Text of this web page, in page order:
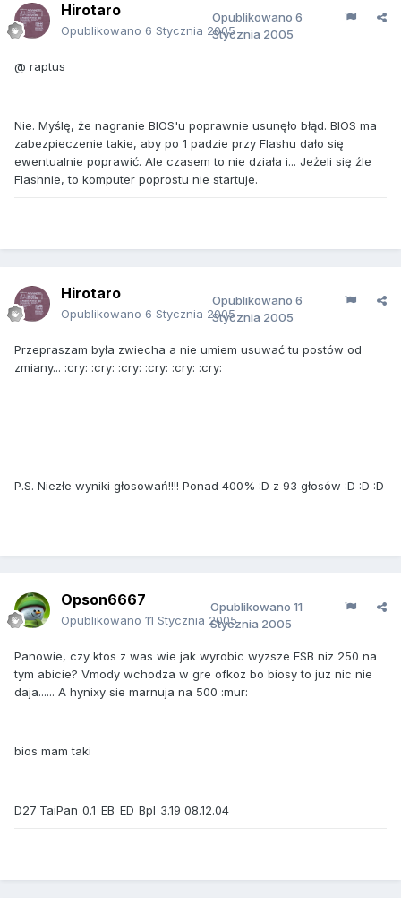
Hirotaro
Opublikowano 6 Stycznia 2005
Opublikowano 6
Stycznia 2005
@ raptus
Nie. Myślę, że nagranie BIOS'u poprawnie usunęło błąd. BIOS ma
zabezpieczenie takie, aby po 1 padzie przy Flashu dało się
ewentualnie poprawić. Ale czasem to nie działa i... Jeżeli się źle
Flashnie, to komputer poprostu nie startuje.
Hirotaro
Opublikowano 6 Stycznia 2005
Opublikowano 6
Stycznia 2005
Przepraszam była zwiecha a nie umiem usuwać tu postów od
zmiany... :cry: :cry: :cry: :cry: :cry: :cry:
P.S. Niezłe wyniki głosowań!!!! Ponad 400% :D z 93 głosów :D :D :D
Opson6667
Opublikowano 11 Stycznia 2005
Opublikowano 11
Stycznia 2005
Panowie, czy ktos z was wie jak wyrobic wyzsze FSB niz 250 na
tym abicie? Vmody wchodza w gre ofkoz bo biosy to juz nic nie
daja...... A hynixy sie marnuja na 500 :mur:
bios mam taki
D27_TaiPan_0.1_EB_ED_Bpl_3.19_08.12.04